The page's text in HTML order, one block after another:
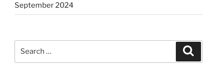
September 2024